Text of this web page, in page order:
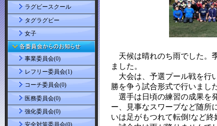
ラグビースクール
タグラグビー
女子
事業委員会(0)
レフリー委員会(1)
コーチ委員会(0)
医務委員会(0)
強化委員会(0)